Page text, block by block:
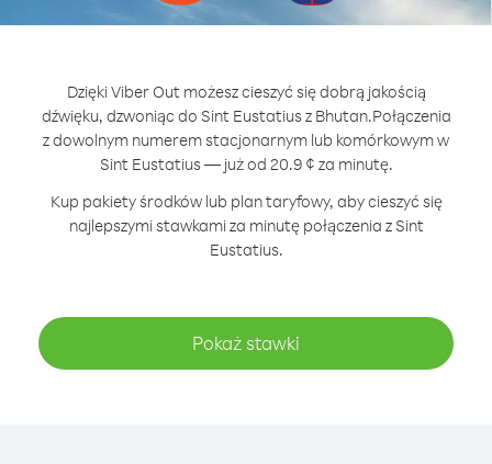
Dzięki Viber Out możesz cieszyć się dobrą jakością
dźwięku, dzwoniąc do Sint Eustatius z Bhutan.Połączenia
z dowolnym numerem stacjonarnym lub komórkowym w
Sint Eustatius — już od 20.9 ¢ za minutę.
Kup pakiety środków lub plan taryfowy, aby cieszyć się
najlepszymi stawkami za minutę połączenia z Sint
Eustatius.
Pokaż stawki